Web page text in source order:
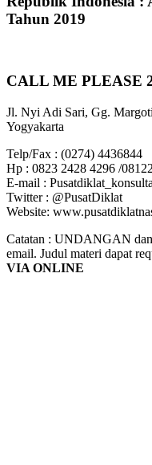
Tahun 2019
CALL ME PLEASE
Jl. Nyi Adi Sari, Gg.
Yogyakarta
Telp/Fax : (0274) 4436844
Hp : 0823 2428 4296 /
E-mail :
Twitter : @PusatDiklat
Website:
Catatan : UNDANGAN
email. Judul materi dapat
VIA ONLINE